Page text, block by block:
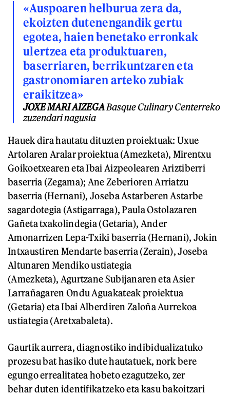
«Auspoaren helburua zera da,
ekoizten dutenengandik gertu
egotea, haien benetako erronkak
ulertzea eta produktuaren,
baserriaren, berrikuntzaren eta
gastronomiaren arteko zubiak
eraikitzea»
JOXE MARI AIZEGABasque Culinary Centerreko
zuzendari nagusia
Hauek dira hautatu dituzten proiektuak: Uxue
Artolaren Aralar proiektua (Amezketa), Mirentxu
Goikoetxearen eta Ibai Aizpeolearen Ariztiberri
baserria (Zegama); Ane Zeberioren Arriatzu
baserria (Hernani), Joseba Astarberen Astarbe
sagardotegia (Astigarraga), Paula Ostolazaren
Gañeta txakolindegia (Getaria), Ander
Amonarrizen Lepa-Txiki baserria (Hernani), Jokin
Intxaustiren Mendarte baserria (Zerain), Joseba
Altunaren Mendiko ustiategia
(Amezketa), Agurtzane Subijanaren eta Asier
Larrañagaren Ondu Aguakateak proiektua
(Getaria) eta Ibai Alberdiren Zaloña Aurrekoa
ustiategia (Aretxabaleta).
Gaurtik aurrera, diagnostiko indibidualizatuko
prozesu bat hasiko dute hautatuek, nork bere
egungo errealitatea hobeto ezagutzeko, zer
behar duten identifikatzeko eta kasu bakoitzari